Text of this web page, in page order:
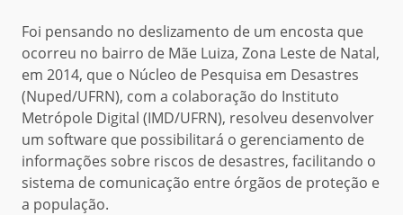
Foi pensando no deslizamento de um encosta que
ocorreu no bairro de Mãe Luiza, Zona Leste de Natal,
em 2014, que o Núcleo de Pesquisa em Desastres
(Nuped/UFRN), com a colaboração do Instituto
Metrópole Digital (IMD/UFRN), resolveu desenvolver
um software que possibilitará o gerenciamento de
informações sobre riscos de desastres, facilitando o
sistema de comunicação entre órgãos de proteção e
a população.